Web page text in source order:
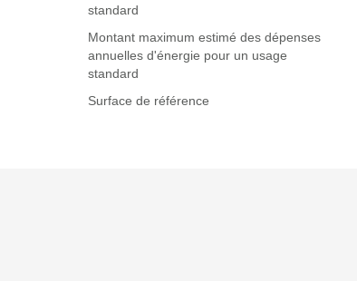
standard
Montant maximum estimé des dépenses
annuelles d'énergie pour un usage
standard
Surface de référence